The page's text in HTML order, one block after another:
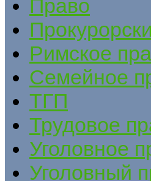
Право
Римское
Семейное
ТГП
Трудовое
Уголовное
Уголовный